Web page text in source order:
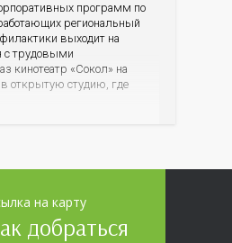
программ по
региональный
выходит на
с трудовыми
кинотеатр «Сокол» на
открытую студию, где
на карту
добраться